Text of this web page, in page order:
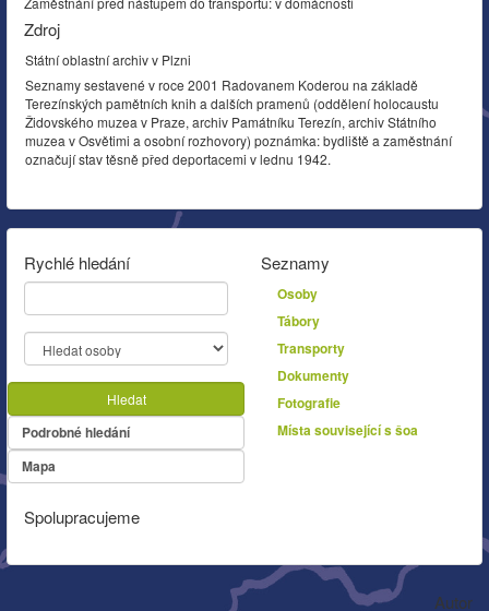
Zdroj
Státní oblastní archiv v Plzni
Seznamy sestavené v roce 2001 Radovanem Koderou na základě
Terezínských pamětních knih a dalších pramenů (oddělení holocaustu
Židovského muzea v Praze, archiv Památníku Terezín, archiv Státního
muzea v Osvětimi a osobní rozhovory) poznámka: bydliště a zaměstnání
označují stav těsně před deportacemi v lednu 1942.
Rychlé hledání
Hledat
Podrobné hledání
Mapa
Seznamy
Osoby
Tábory
Transporty
Dokumenty
Fotografie
Místa související s šoa
Spolupracujeme
Autor